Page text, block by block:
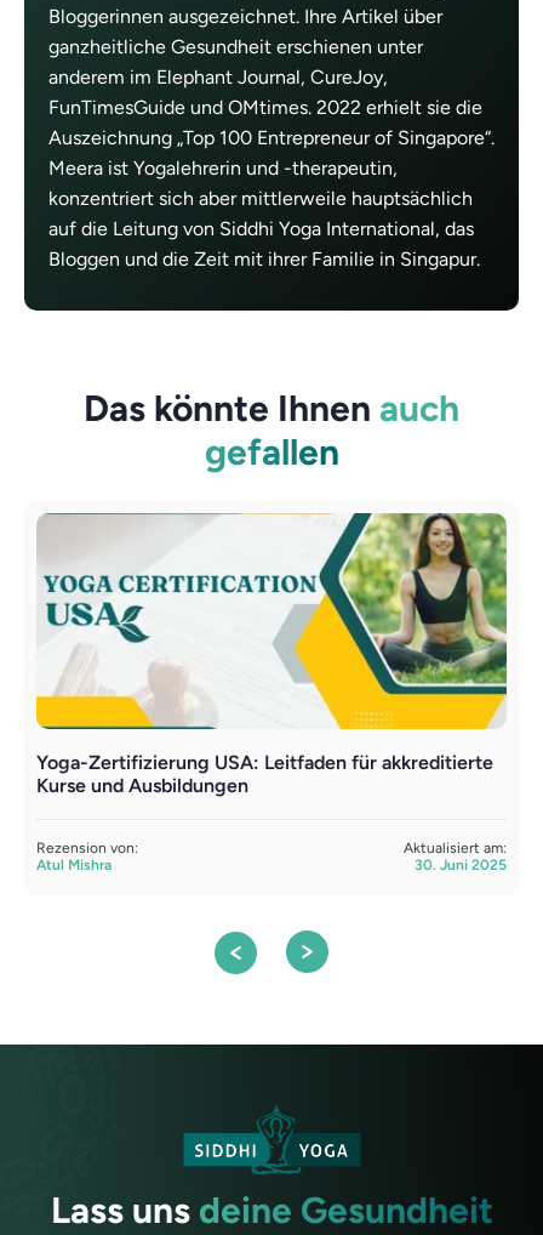
Bloggerinnen ausgezeichnet. Ihre Artikel über
ganzheitliche Gesundheit erschienen unter
anderem im Elephant Journal, CureJoy,
FunTimesGuide und OMtimes. 2022 erhielt sie die
Auszeichnung „Top 100 Entrepreneur of Singapore“.
Meera ist Yogalehrerin und -therapeutin,
konzentriert sich aber mittlerweile hauptsächlich
auf die Leitung von Siddhi Yoga International, das
Bloggen und die Zeit mit ihrer Familie in Singapur.
Das könnte Ihnen auch
gefallen
Yoga-Zertifizierung USA: Leitfaden für akkreditierte
Kurse und Ausbildungen
Rezension von:
Atul Mishra
Aktualisiert am:
30. Juni 2025
Lass uns deine Gesundheit